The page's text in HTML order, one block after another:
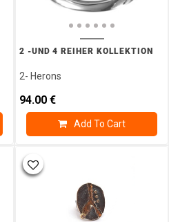
2 -UND 4 REIHER KOLLEKTION
2- Herons
94.00 €
Add To Cart